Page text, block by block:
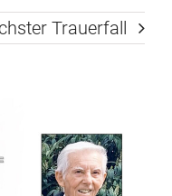
Trauerfall